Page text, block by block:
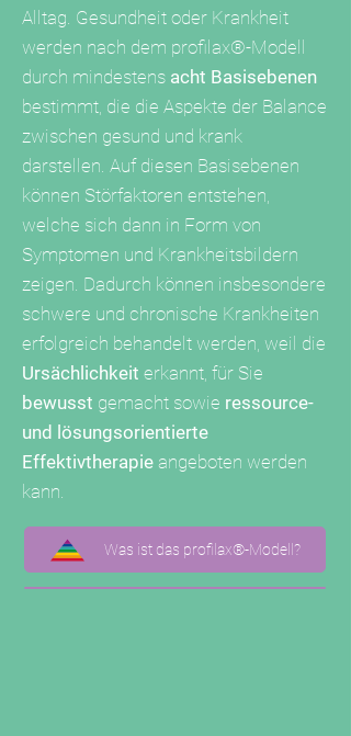
Alltag. Gesundheit oder Krankheit
werden nach dem profilax®-Modell
durch mindestens acht Basisebenen
bestimmt, die die Aspekte der Balance
zwischen gesund und krank
darstellen. Auf diesen Basisebenen
können Störfaktoren entstehen,
welche sich dann in Form von
Symptomen und Krankheitsbildern
zeigen. Dadurch können insbesondere
schwere und chronische Krankheiten
erfolgreich behandelt werden, weil die
Ursächlichkeit erkannt, für Sie
bewusst gemacht sowie ressource-
und lösungsorientierte
Effektivtherapie angeboten werden
kann.
Was ist das profilax®-Modell?